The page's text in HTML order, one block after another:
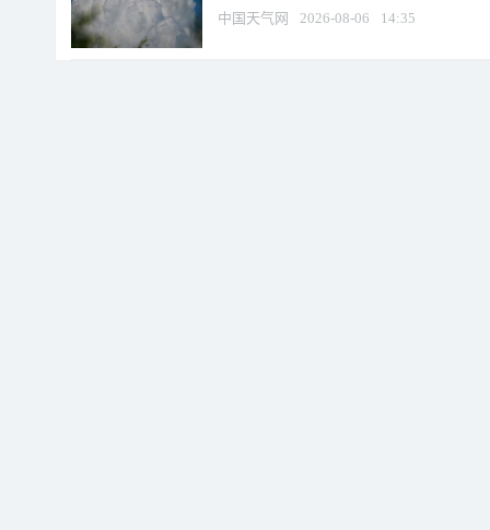
中国天气网 2026-08-06 14:35